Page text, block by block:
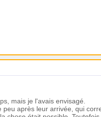
mais je l'avais envisagé.
après leur arrivée, qui